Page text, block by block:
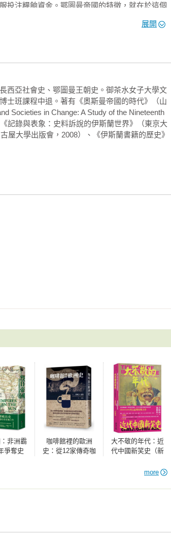
更表現出高度的熱情，使得興建獨立圖書館比伊
需求而擴大利用，就這樣，印刷技術在鄂圖曼
麼啟示？
民族國家所利用，以圖發展本國的民族主義，所
國不受近代民族主義所束縛，以其本身的價值尋
之自我認同的成員所統治的國家，而非單純的
同時管束穆斯林與非穆斯林，這其中有何可借鑑
蘭帝國》屬於日本講談社紀念創業一百週年，
版是希望跳脫出既定的西歐中心史觀和中國中心
視角思考自身在世界史中的位置和意義。
／直接統治匈牙利／海雷丁和普雷維札海戰／向
蘭導師／宗教學者官僚機構的完備──任官資格
的溫床／蘇丹後宮的首位──許蕾姆妃／駙馬魯
歌，世人之聲／醜聞第二幕
」／「長期戰」帶來的影響／後宮的功能
世遇害／穆拉德四世時期／易卜拉欣時期／庫普
軍政官／權貴的牽線與仕進／「衰退論」的源起
為武器
帕希騎兵何去何從？／稅收承包的幕後／地方
牧民／商人、手工業者／城市發展／往來帝國各
徒／穆斯林
鄂圖曼社會／婦女持有資產／華麗服飾／象徵富
席與咖啡館／讚頌愛情／少年愛
／消費成性的十八世紀／圖書館熱潮／印刷術／
投注糧餉資金。鄂圖曼帝國的特徵，就在於這個
，安那托利亞的整合作業，卻是到十五世紀中
世是由華麗的戰功交織而成，同時也是與安那
大事件揭開序幕。如前所述，拜占庭皇帝的勢力
丁堡。然而，千年之都的光輝，總讓拜占庭人民
，是以前巴耶濟德一世包圍君士坦丁堡時，花了
］），藉此從兩邊夾擊威尼斯來自黑海沿岸
而言，威尼斯人的援軍是這場戰役最大的不確
其防衛全仰賴威尼斯及熱內亞派遣的援軍、少
第三次圍攻君士坦丁堡。以往巴耶濟德一世採取
的守城防衛，而且正因其規模龐大，很難從外
期內拿下該城的作戰計劃。他特別聘用匈牙利技
打陸地上的城牆，再配合十萬（也有人說是十六
有如雲泥。
及威尼斯，於是立刻放棄海戰，將海軍部隊拉上
計。當時金角灣的入口處早已加上鎖鏈，用來防
夾，可說是一場不惜人力財力，勞師動眾的總體
因為一旦失敗，極有可能讓蘇丹的權威顏面盡
謂意義非凡。圍城的第五十天，一四五三年五月
隊蜂擁入城，拜占庭帝國亦在同一天迎來了末
展開
西亞社會史、鄂圖曼王朝史。御茶水女子大學文
士班課程中退。著有《奧斯曼帝國的時代》（山
Societies in Change: A Study of the Nineteenth
記錄與表象：史料訴說的伊斯蘭世界》（東京大
屋大學出版會，2008）、《伊斯蘭書籍的歷史》
非洲霸
爭奪史
咖啡館裡的歐洲
史：從12家傳奇咖
與現代世界的誕生
大不敬的年代：近
代中國新笑史（新
more